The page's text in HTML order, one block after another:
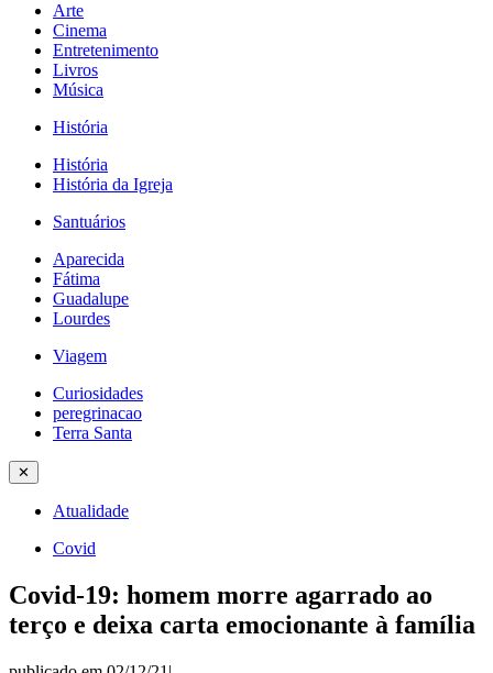
Arte
Cinema
Entretenimento
Livros
Música
História
História
História da Igreja
Santuários
Aparecida
Fátima
Guadalupe
Lourdes
Viagem
Curiosidades
peregrinacao
Terra Santa
✕
Atualidade
Covid
Covid-19: homem morre agarrado ao
terço e deixa carta emocionante à família